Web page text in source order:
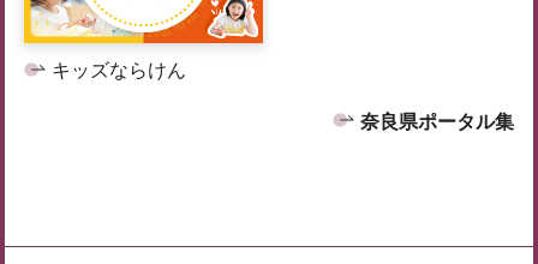
キッズならけん
奈良県ポータル集